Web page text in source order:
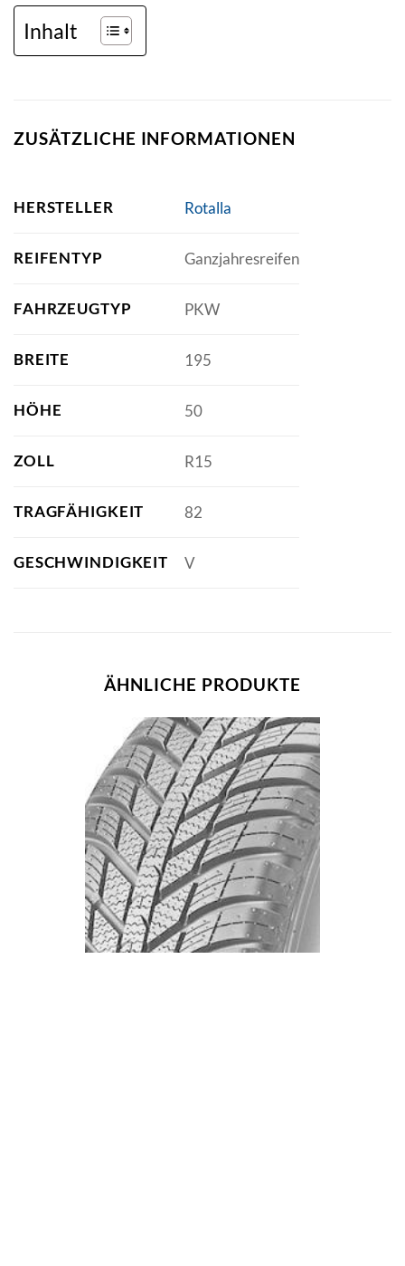
Inhalt
ZUSÄTZLICHE INFORMATIONEN
HERSTELLER Rotalla
REIFENTYP Ganzjahresreifen
FAHRZEUGTYP PKW
BREITE 195
HÖHE 50
ZOLL R15
TRAGFÄHIGKEIT 82
GESCHWINDIGKEIT V
ÄHNLICHE PRODUKTE